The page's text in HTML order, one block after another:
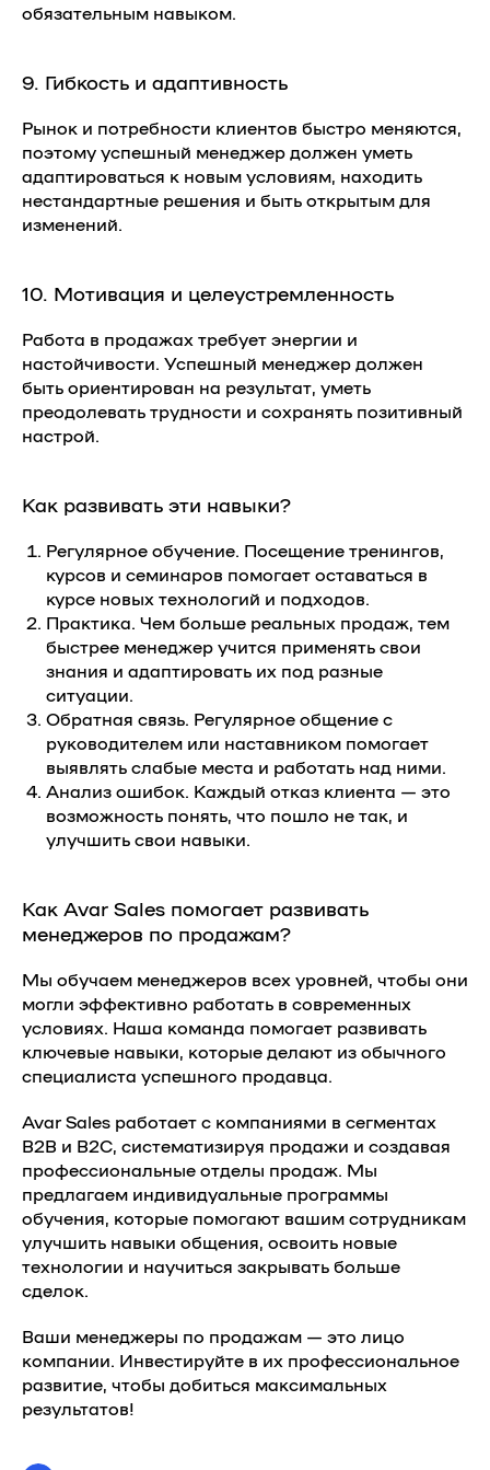
обязательным навыком.
9. Гибкость и адаптивность
Рынок и потребности клиентов быстро меняются,
поэтому успешный менеджер должен уметь
адаптироваться к новым условиям, находить
нестандартные решения и быть открытым для
изменений.
10. Мотивация и целеустремленность
Работа в продажах требует энергии и
настойчивости. Успешный менеджер должен
быть ориентирован на результат, уметь
преодолевать трудности и сохранять позитивный
настрой.
Как развивать эти навыки?
Регулярное обучение. Посещение тренингов,
курсов и семинаров помогает оставаться в
курсе новых технологий и подходов.
Практика. Чем больше реальных продаж, тем
быстрее менеджер учится применять свои
знания и адаптировать их под разные
ситуации.
Обратная связь. Регулярное общение с
руководителем или наставником помогает
выявлять слабые места и работать над ними.
Анализ ошибок. Каждый отказ клиента — это
возможность понять, что пошло не так, и
улучшить свои навыки.
Как Avar Sales помогает развивать
менеджеров по продажам?
Мы обучаем менеджеров всех уровней, чтобы они
могли эффективно работать в современных
условиях. Наша команда помогает развивать
ключевые навыки, которые делают из обычного
специалиста успешного продавца.
Avar Sales работает с компаниями в сегментах
B2B и B2C, систематизируя продажи и создавая
профессиональные отделы продаж. Мы
предлагаем индивидуальные программы
обучения, которые помогают вашим сотрудникам
улучшить навыки общения, освоить новые
технологии и научиться закрывать больше
сделок.
Ваши менеджеры по продажам — это лицо
компании. Инвестируйте в их профессиональное
развитие, чтобы добиться максимальных
результатов!